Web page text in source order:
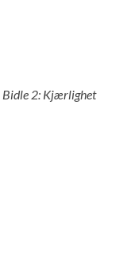
2: Kjærlighet